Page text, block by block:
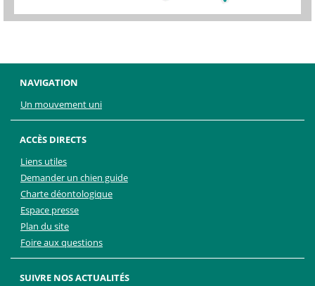
NAVIGATION
Un mouvement uni
ACCÈS DIRECTS
Liens utiles
Demander un chien guide
Charte déontologique
Espace presse
Plan du site
Foire aux questions
SUIVRE NOS ACTUALITÉS